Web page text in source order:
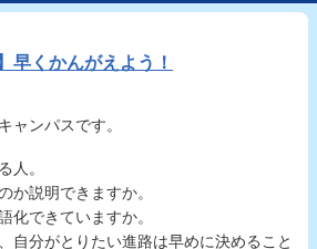
早くかんがえよう！
ャンパスです。
人。
か説明できますか。
化できていますか。
自分がとりたい進路は早めに決めること